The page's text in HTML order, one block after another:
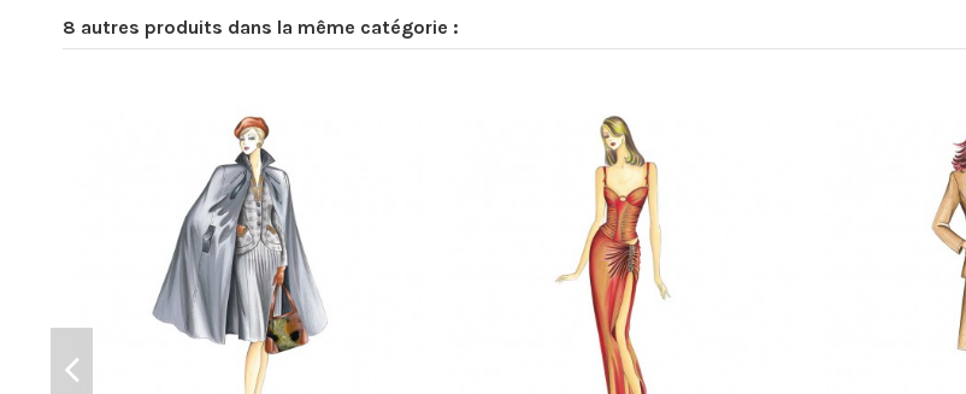
8 autres produits dans la même catégorie :